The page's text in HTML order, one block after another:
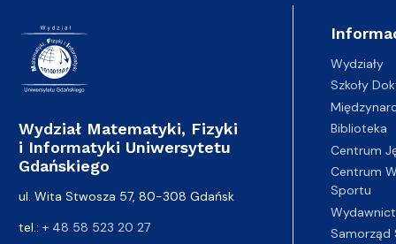
Wydział Matematyki, Fizyki
i Informatyki Uniwersytetu
Gdańskiego
ul. Wita Stwosza 57, 80-308 Gdańsk
tel.: + 48 58 523 20 27
Wydziały
Szkoły
Biblioteka
Centrum
Centrum
Sportu
Samorząd